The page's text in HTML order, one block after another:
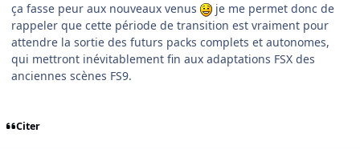
ça fasse peur aux nouveaux venus
je me permet donc de
rappeler que cette période de transition est vraiment pour
attendre la sortie des futurs packs complets et autonomes,
qui mettront inévitablement fin aux adaptations FSX des
anciennes scènes FS9.
Citer